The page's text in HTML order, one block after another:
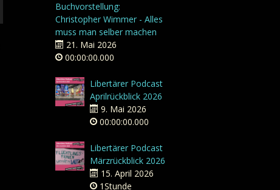
Buchvorstellung:
Christopher Wimmer - Alles
muss man selber machen
21. Mai 2026
00:00:00.000
Libertärer Podcast
Aprilrückblick 2026
9. Mai 2026
00:00:00.000
Libertärer Podcast
Märzrückblick 2026
15. April 2026
1Stunde